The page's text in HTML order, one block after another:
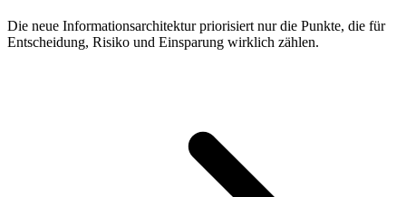
Die neue Informationsarchitektur priorisiert nur die Punkte, die für
Entscheidung, Risiko und Einsparung wirklich zählen.